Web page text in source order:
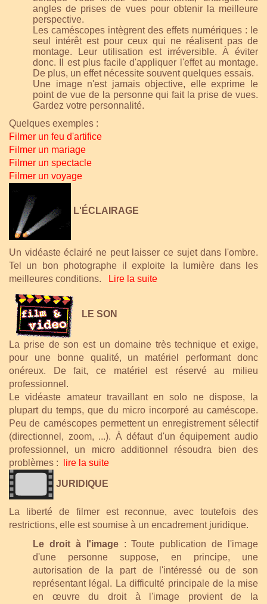
angles de prises de vues pour obtenir la meilleure
perspective.
Les caméscopes intègrent des effets numériques : le
seul intérêt est pour ceux qui ne réalisent pas de
montage. Leur utilisation est irréversible. À éviter
donc. Il est plus facile d'appliquer l'effet au montage.
De plus, un effet nécessite souvent quelques essais.
Une image n'est jamais objective, elle exprime le
point de vue de la personne qui fait la prise de vues.
Gardez votre personnalité.
Quelques exemples :
Filmer un feu d'artifice
Filmer un mariage
Filmer un spectacle
Filmer un voyage
L'ÉCLAIRAGE
Un vidéaste éclairé ne peut laisser ce sujet dans l'ombre.
Tel un bon photographe il exploite la
lumière dans les
meilleures conditions.
Lire la suite
LE SON
La prise de son est un domaine très technique et exige,
pour une bonne qualité, un matériel performant donc
onéreux. De fait, ce matériel est réservé au milieu
professionnel.
Le vidéaste amateur travaillant en solo ne dispose, la
plupart du temps, que du micro incorporé au caméscope.
Peu de caméscopes permettent un enregistrement sélectif
(directionnel, zoom, ...). À défaut d'un équipement audio
professionnel, un micro additionnel résoudra bien des
problèmes :
lire la suite
JURIDIQUE
La liberté de filmer est reconnue, avec toutefois des
restrictions, elle est soumise à un encadrement juridique.
Le droit à l'image: Toute publication de l'image
d'une personne suppose, en principe, une
autorisation de la part de l'intéressé ou de son
représentant légal. La difficulté principale de la mise
en œuvre du droit à l'image provient de la